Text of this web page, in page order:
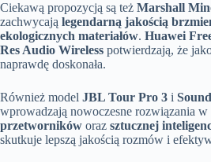
Ciekawą propozycją są też Marshall
zachwycają legendarną jakością
ekologicznych materiałów. Huawei
Res Audio Wireless potwierdzają, że
naprawdę doskonała.
Również model JBL Tour Pro 3 i
wprowadzają nowoczesne rozwiązania w
przetworników oraz sztucznej
skutkuje lepszą jakością rozmów i